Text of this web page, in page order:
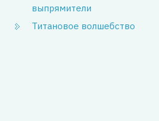
выпрямители
Титановое волшебство